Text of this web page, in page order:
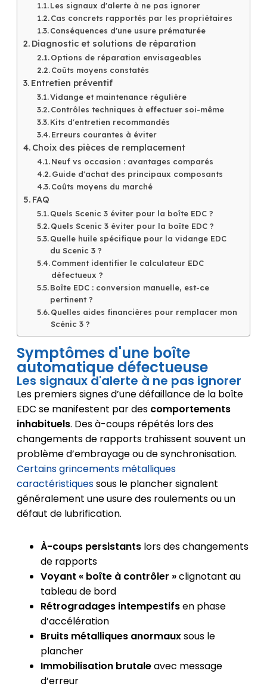
Les signaux d'alerte à ne pas ignorer
Cas concrets rapportés par les propriétaires
Conséquences d'une usure prématurée
Diagnostic et solutions de réparation
Options de réparation envisageables
Coûts moyens constatés
Entretien préventif
Vidange et maintenance régulière
Contrôles techniques à effectuer soi-même
Kits d'entretien recommandés
Erreurs courantes à éviter
Choix des pièces de remplacement
Neuf vs occasion : avantages comparés
Guide d'achat des principaux composants
Coûts moyens du marché
FAQ
Quels Scenic 3 éviter pour la boîte EDC ?
Quels Scenic 3 éviter pour la boîte EDC ?
Quelle huile spécifique pour la vidange EDC
du Scenic 3 ?
Comment identifier le calculateur EDC
défectueux ?
Boîte EDC : conversion manuelle, est-ce
pertinent ?
Quelles aides financières pour remplacer mon
Scénic 3 ?
Symptômes d'une boîte
automatique défectueuse
Les signaux d'alerte à ne pas ignorer
Les premiers signes d’une défaillance de la boîte
EDC se manifestent par des comportements
inhabituels. Des à-coups répétés lors des
changements de rapports trahissent souvent un
problème d’embrayage ou de synchronisation.
Certains grincements métalliques
caractéristiquessous le plancher signalent
généralement une usure des roulements ou un
défaut de lubrification.
À-coups persistantslors des changements
de rapports
Voyant « boîte à contrôler »clignotant au
tableau de bord
Rétrogradages intempestifsen phase
d’accélération
Bruits métalliques anormauxsous le
plancher
Immobilisation brutaleavec message
d’erreur